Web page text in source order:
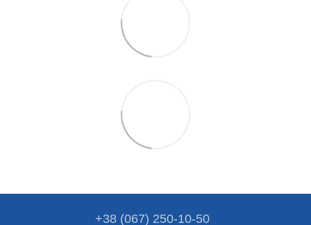
+38 (067) 250-10-50